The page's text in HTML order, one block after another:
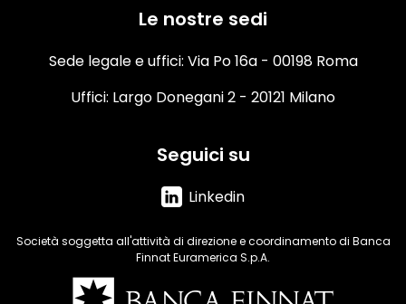
Le nostre sedi
Sede legale e uffici: Via Po 16a - 00198 Roma
Uffici: Largo Donegani 2 - 20121 Milano
Seguici su
Linkedin
Società soggetta all'attività di direzione e coordinamento di Banca
Finnat Euramerica S.p.A.